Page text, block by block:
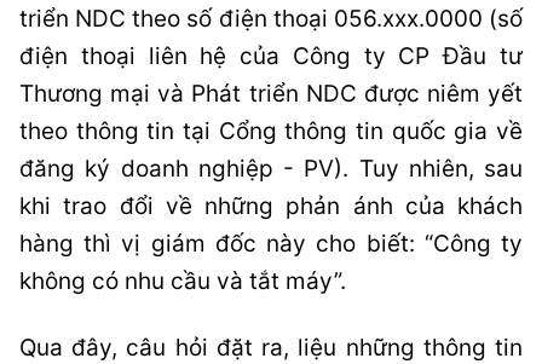
triển NDC theo số điện thoại 056.xxx.0000 (số
điện thoại liên hệ của Công ty CP Đầu tư
Thương mại và Phát triển NDC được niêm yết
theo thông tin tại Cổng thông tin quốc gia về
đăng ký doanh nghiệp - PV). Tuy nhiên, sau
khi trao đổi về những phản ánh của khách
hàng thì vị giám đốc này cho biết: “Công ty
không có nhu cầu và tắt máy”.
Qua đây, câu hỏi đặt ra, liệu những thông tin